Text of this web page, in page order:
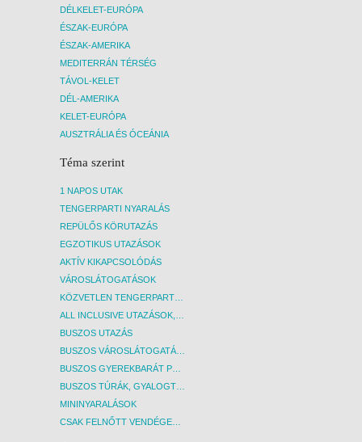
DÉLKELET-EURÓPA
ÉSZAK-EURÓPA
ÉSZAK-AMERIKA
MEDITERRÁN TÉRSÉG
TÁVOL-KELET
DÉL-AMERIKA
KELET-EURÓPA
AUSZTRÁLIA ÉS ÓCEÁNIA
Téma szerint
1 NAPOS UTAK
TENGERPARTI NYARALÁS
REPÜLŐS KÖRUTAZÁS
EGZOTIKUS UTAZÁSOK
AKTÍV KIKAPCSOLÓDÁS
VÁROSLÁTOGATÁSOK
BUSZOS UTAZÁS
MININYARALÁSOK